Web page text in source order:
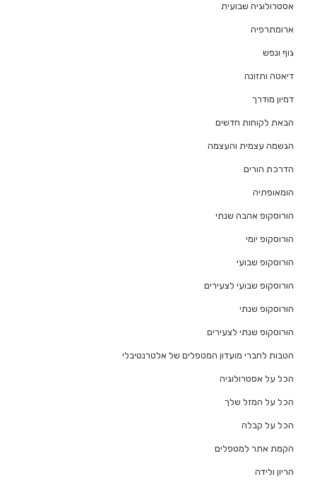
אסטרולוגיה שבועית
ארומתרפיה
גוף ונפש
דיאטה ותזונה
דמיון מודרך
הבאת לקוחות חדשים
הגשמה עצמית והעצמה
הדרכת הורים
הומאופתיה
הורוסקופ אהבה שנתי
הורוסקופ יומי
הורוסקופ שבועי
הורוסקופ שבועי לצעירים
הורוסקופ שנתי
הורוסקופ שנתי לצעירים
הטבות לחברי מועדון המטפלים של אלטרנטיבלי
הכל על אסטרולוגיה
הכל על המזל שלך
הכל על קבלה
הקמת אתר למטפלים
הריון ולידה